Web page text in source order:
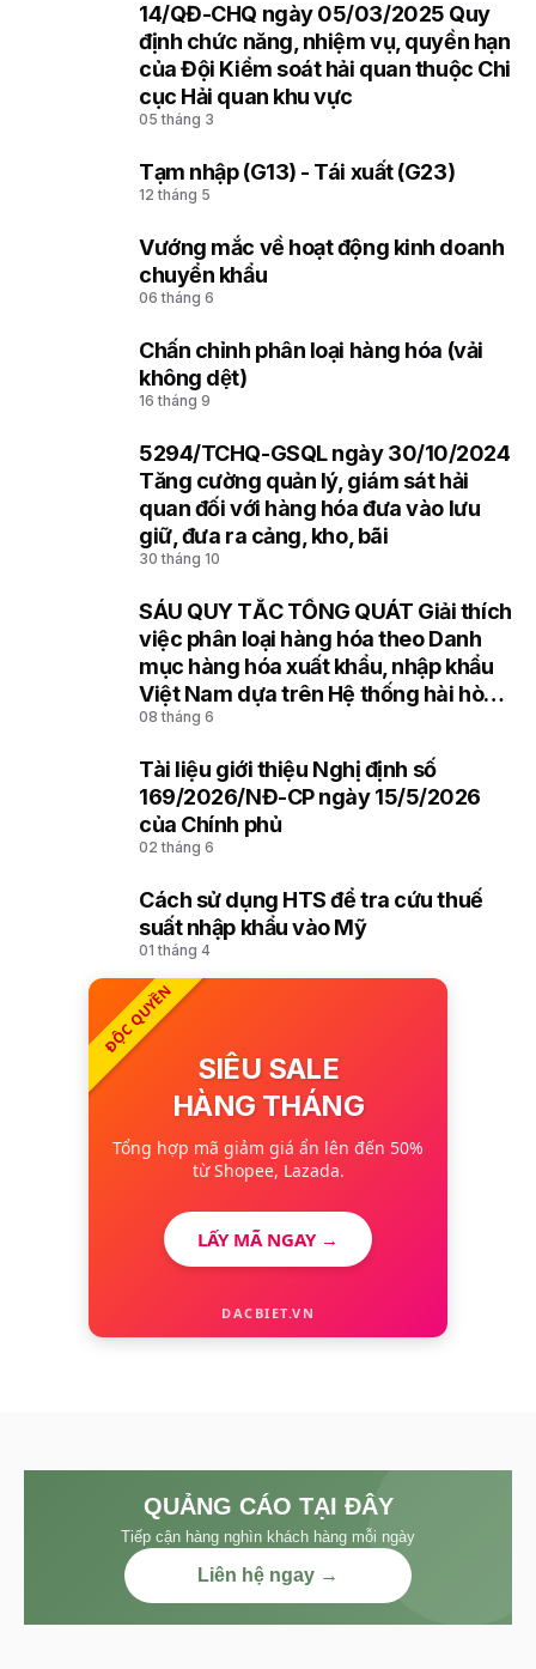
14/QĐ-CHQ ngày 05/03/2025 Quy
định chức năng, nhiệm vụ, quyền hạn
của Đội Kiểm soát hải quan thuộc Chi
cục Hải quan khu vực
05 tháng 3
Tạm nhập (G13) - Tái xuất (G23)
12 tháng 5
Vướng mắc về hoạt động kinh doanh
chuyển khẩu
06 tháng 6
Chấn chỉnh phân loại hàng hóa (vải
không dệt)
16 tháng 9
5294/TCHQ-GSQL ngày 30/10/2024
Tăng cường quản lý, giám sát hải
quan đối với hàng hóa đưa vào lưu
giữ, đưa ra cảng, kho, bãi
30 tháng 10
SÁU QUY TẮC TỔNG QUÁT Giải thích
việc phân loại hàng hóa theo Danh
mục hàng hóa xuất khẩu, nhập khẩu
Việt Nam dựa trên Hệ thống hài hòa
mô tả và mã hóa hàng hóa (HS) của
08 tháng 6
Tài liệu giới thiệu Nghị định số
169/2026/NĐ-CP ngày 15/5/2026
của Chính phủ
02 tháng 6
Cách sử dụng HTS để tra cứu thuế
suất nhập khẩu vào Mỹ
01 tháng 4
ĐỘC QUYỀN
SIÊU SALE
HÀNG THÁNG
Tổng hợp mã giảm giá ẩn lên đến 50%
từ Shopee, Lazada.
LẤY MÃ NGAY →
DACBIET.VN
QUẢNG CÁO TẠI ĐÂY
Tiếp cận hàng nghìn khách hàng mỗi ngày
Liên hệ ngay →